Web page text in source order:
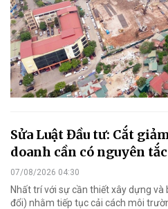
Sửa Luật Đầu tư: Cắt
doanh cần có nguyên tắc
07/08/2026 04:30
Nhất trí với sự cần thiết xây dựng
đổi) nhằm tiếp tục cải cách môi